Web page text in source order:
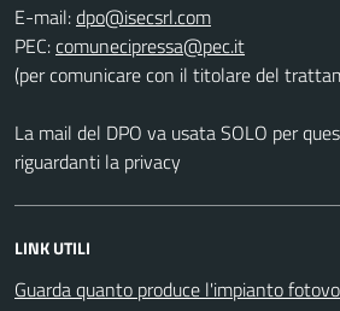
E-mail:
PEC:
(per comunicare con il titolare del
La mail del DPO va usata SOLO per
riguardanti la privacy
LINK UTILI
Guarda quanto produce l'impianto